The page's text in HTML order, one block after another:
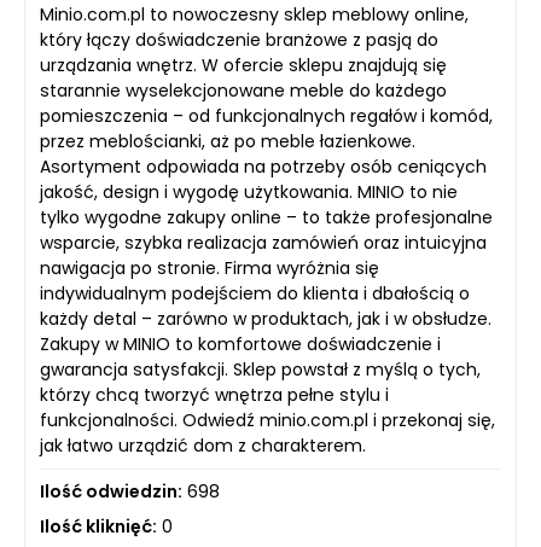
Minio.com.pl to nowoczesny sklep meblowy online,
który łączy doświadczenie branżowe z pasją do
urządzania wnętrz. W ofercie sklepu znajdują się
starannie wyselekcjonowane meble do każdego
pomieszczenia – od funkcjonalnych regałów i komód,
przez meblościanki, aż po meble łazienkowe.
Asortyment odpowiada na potrzeby osób ceniących
jakość, design i wygodę użytkowania. MINIO to nie
tylko wygodne zakupy online – to także profesjonalne
wsparcie, szybka realizacja zamówień oraz intuicyjna
nawigacja po stronie. Firma wyróżnia się
indywidualnym podejściem do klienta i dbałością o
każdy detal – zarówno w produktach, jak i w obsłudze.
Zakupy w MINIO to komfortowe doświadczenie i
gwarancja satysfakcji. Sklep powstał z myślą o tych,
którzy chcą tworzyć wnętrza pełne stylu i
funkcjonalności. Odwiedź minio.com.pl i przekonaj się,
jak łatwo urządzić dom z charakterem.
Ilość odwiedzin: 698
Ilość kliknięć: 0